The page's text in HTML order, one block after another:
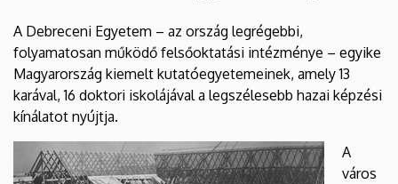
EGYETEM
A Debreceni Egyetem – az ország legrégebbi,
folyamatosan működő felsőoktatási intézménye – egyike
Magyarország kiemelt kutatóegyetemeinek, amely 13
karával, 16 doktori iskolájával a legszélesebb hazai képzési
kínálatot nyújtja.
A
város